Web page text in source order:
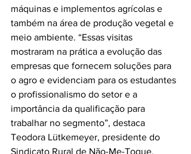
máquinas e implementos agrícolas e
também na área de produção vegetal e
meio ambiente. “Essas visitas
mostraram na prática a evolução das
empresas que fornecem soluções para
o agro e evidenciam para os estudantes
o profissionalismo do setor e a
importância da qualificação para
trabalhar no segmento”, destaca
Teodora Lütkemeyer, presidente do
Sindicato Rural de Não-Me-Toque.